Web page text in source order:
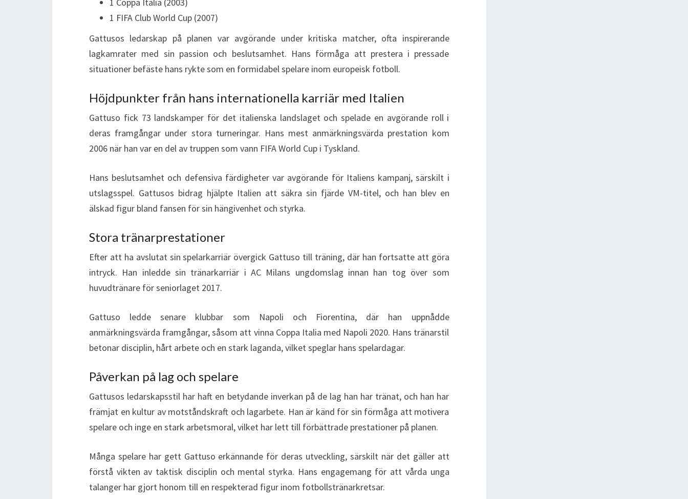
1 Coppa Italia (2003)
1 FIFA Club World Cup (2007)
Gattusos ledarskap på planen var avgörande under kritiska matcher, ofta inspirerande
lagkamrater med sin passion och beslutsamhet. Hans förmåga att prestera i pressade
situationer befäste hans rykte som en formidabel spelare inom europeisk fotboll.
Höjdpunkter från hans internationella karriär med Italien
Gattuso fick 73 landskamper för det italienska landslaget och spelade en avgörande roll i
deras framgångar under stora turneringar. Hans mest anmärkningsvärda prestation kom
2006 när han var en del av truppen som vann FIFA World Cup i Tyskland.
Hans beslutsamhet och defensiva färdigheter var avgörande för Italiens kampanj, särskilt i
utslagsspel. Gattusos bidrag hjälpte Italien att säkra sin fjärde VM-titel, och han blev en
älskad figur bland fansen för sin hängivenhet och styrka.
Stora tränarprestationer
Efter att ha avslutat sin spelarkarriär övergick Gattuso till träning, där han fortsatte att göra
intryck. Han inledde sin tränarkarriär i AC Milans ungdomslag innan han tog över som
huvudtränare för seniorlaget 2017.
Gattuso ledde senare klubbar som Napoli och Fiorentina, där han uppnådde
anmärkningsvärda framgångar, såsom att vinna Coppa Italia med Napoli 2020. Hans tränarstil
betonar disciplin, hårt arbete och en stark laganda, vilket speglar hans spelardagar.
Påverkan på lag och spelare
Gattusos ledarskapsstil har haft en betydande inverkan på de lag han har tränat, och han har
främjat en kultur av motståndskraft och lagarbete. Han är känd för sin förmåga att motivera
spelare och inge en stark arbetsmoral, vilket har lett till förbättrade prestationer på planen.
Många spelare har gett Gattuso erkännande för deras utveckling, särskilt när det gäller att
förstå vikten av taktisk disciplin och mental styrka. Hans engagemang för att vårda unga
talanger har gjort honom till en respekterad figur inom fotbollstränarkretsar.